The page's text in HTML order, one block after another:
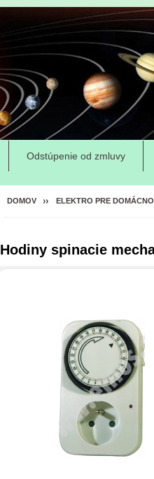
Odstúpenie od zmluvy
DOMOV ELEKTRO PRE
Hodiny spinacie